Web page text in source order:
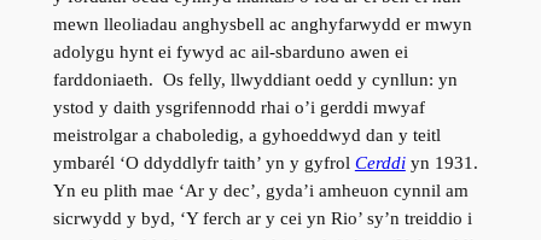
mewn lleoliadau anghysbell ac anghyfarwydd er mwyn
adolygu hynt ei fywyd ac ail-sbarduno awen ei
farddoniaeth. Os felly, llwyddiant oedd y cynllun: yn
ystod y daith ysgrifennodd rhai o’i gerddi mwyaf
meistrolgar a chaboledig, a gyhoeddwyd dan y teitl
ymbarél ‘O ddyddlyfr taith’ yn y gyfrol Cerddiyn 1931.
Yn eu plith mae ‘Ar y dec’, gyda’i amheuon cynnil am
sicrwydd y byd, ‘Y ferch ar y cei yn Rio’ sy’n treiddio i